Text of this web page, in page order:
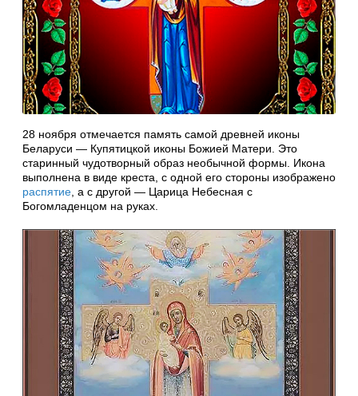
28 ноября отмечается память самой древней иконы
Беларуси — Купятицкой иконы Божией Матери. Это
старинный чудотворный образ необычной формы. Икона
выполнена в виде креста, с одной его стороны изображено
распятие, а с другой — Царица Небесная с
Богомладенцом на руках.